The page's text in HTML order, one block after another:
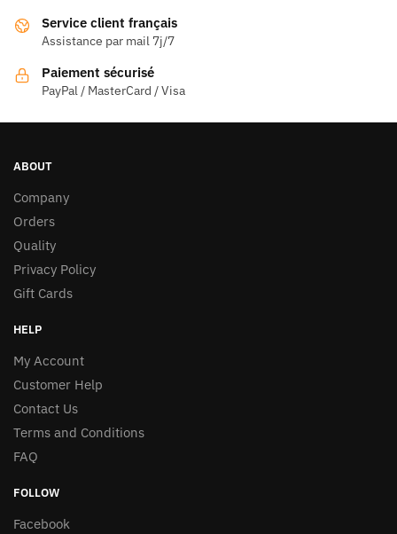
choisies
la
page
Service client français
Assistance par mail 7j/7
Paiement sécurisé
PayPal / MasterCard / Visa
ABOUT
Company
Orders
Quality
Privacy Policy
Gift Cards
HELP
My Account
Customer Help
Contact Us
Terms and Conditions
FAQ
FOLLOW
Facebook